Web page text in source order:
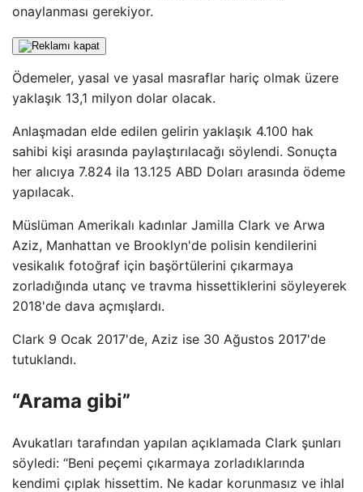
onaylanması gerekiyor.
Ödemeler, yasal ve yasal masraflar hariç olmak üzere
yaklaşık 13,1 milyon dolar olacak.
Anlaşmadan elde edilen gelirin yaklaşık 4.100 hak
sahibi kişi arasında paylaştırılacağı söylendi. Sonuçta
her alıcıya 7.824 ila 13.125 ABD Doları arasında ödeme
yapılacak.
Müslüman Amerikalı kadınlar Jamilla Clark ve Arwa
Aziz, Manhattan ve Brooklyn'de polisin kendilerini
vesikalık fotoğraf için başörtülerini çıkarmaya
zorladığında utanç ve travma hissettiklerini söyleyerek
2018'de dava açmışlardı.
Clark 9 Ocak 2017'de, Aziz ise 30 Ağustos 2017'de
tutuklandı.
“Arama gibi”
Avukatları tarafından yapılan açıklamada Clark şunları
söyledi: “Beni peçemi çıkarmaya zorladıklarında
kendimi çıplak hissettim. Ne kadar korunmasız ve ihlal